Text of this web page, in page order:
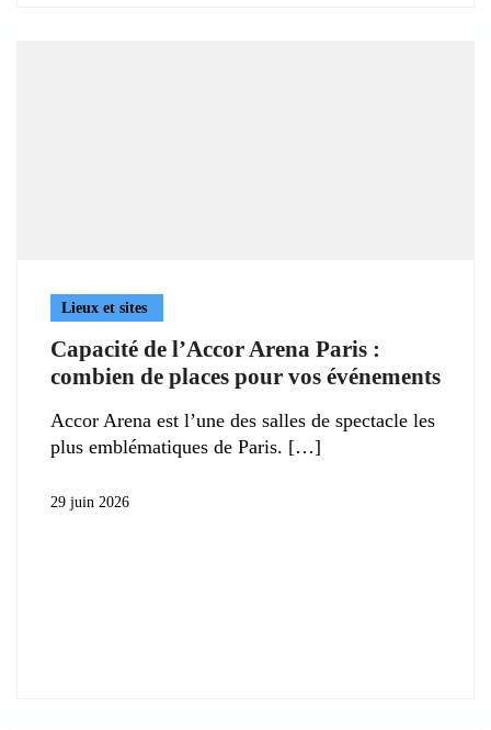
Lieux et sites
Capacité de l’Accor Arena Paris :
combien de places pour vos événements
Accor Arena est l’une des salles de spectacle les
plus emblématiques de Paris.
29 juin 2026